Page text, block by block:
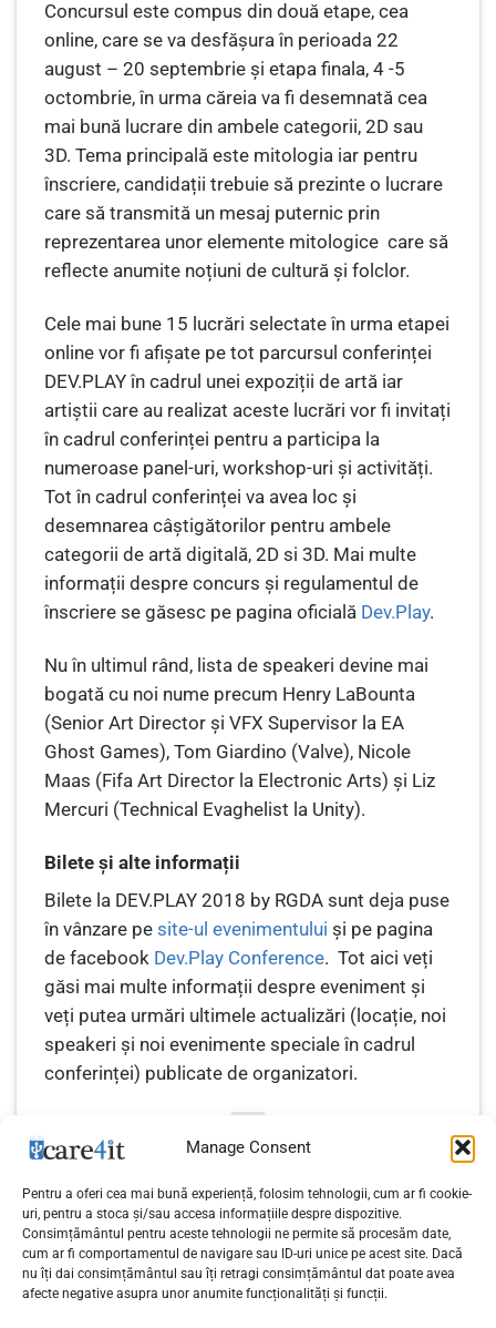
Manage Consent
Pentru a oferi cea mai bună experiență, folosim tehnologii, cum ar fi cookie-
uri, pentru a stoca și/sau accesa informațiile despre dispozitive.
Consimțământul pentru aceste tehnologii ne permite să procesăm date,
cum ar fi comportamentul de navigare sau ID-uri unice pe acest site. Dacă
nu îți dai consimțământul sau îți retragi consimțământul dat poate avea
afecte negative asupra unor anumite funcționalități și funcții.
Concursul este compus din două etape, cea
online, care se va desfășura în perioada 22
august – 20 septembrie și etapa finala, 4 -5
octombrie, în urma căreia va fi desemnată cea
mai bună lucrare din ambele categorii, 2D sau
3D. Tema principală este mitologia iar pentru
înscriere, candidații trebuie să prezinte o lucrare
care să transmită un mesaj puternic prin
reprezentarea unor elemente mitologice care să
reflecte anumite noțiuni de cultură și folclor.
Cele mai bune 15 lucrări selectate în urma etapei
online vor fi afișate pe tot parcursul conferinței
DEV.PLAY în cadrul unei expoziții de artă iar
artiștii care au realizat aceste lucrări vor fi invitați
în cadrul conferinței pentru a participa la
numeroase panel-uri, workshop-uri și activități.
Tot în cadrul conferinței va avea loc și
desemnarea câștigătorilor pentru ambele
categorii de artă digitală, 2D si 3D. Mai multe
informații despre concurs și regulamentul de
înscriere se găsesc pe pagina oficială Dev.Play.
Nu în ultimul rând, lista de speakeri devine mai
bogată cu noi nume precum Henry LaBounta
(Senior Art Director și VFX Supervisor la EA
Ghost Games), Tom Giardino (Valve), Nicole
Maas (Fifa Art Director la Electronic Arts) și Liz
Mercuri (Technical Evaghelist la Unity).
Bilete și alte informații
Bilete la DEV.PLAY 2018 by RGDA sunt deja puse
în vânzare pesite-ul evenimentului și pe pagina
de facebook Dev.Play Conference. Tot aici veți
găsi mai multe informații despre eveniment și
veți putea urmări ultimele actualizări (locație, noi
speakeri și noi evenimente speciale în cadrul
conferinței) publicate de organizatori.
Smartwatch Samsung Gear
S3 Frontier – Review
Omul de știință care
conectează creierul cu AI
vine la IMWorld